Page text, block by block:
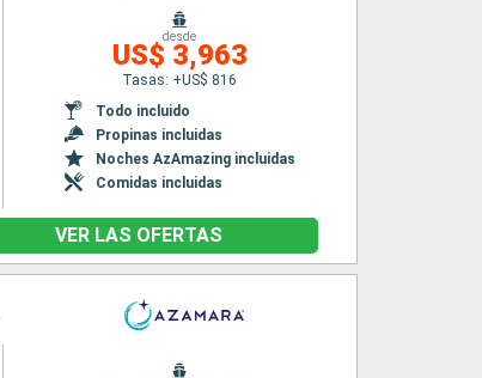
desde
US$ 3,963
Tasas: +US$ 816
Todo incluido
Propinas incluidas
Noches AzAmazing incluidas
Comidas incluidas
VER LAS OFERTAS